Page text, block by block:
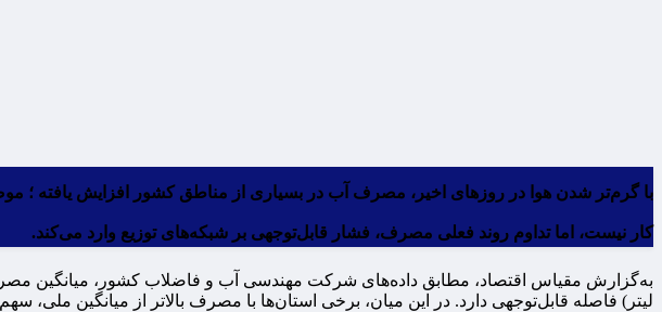
با گرم‌تر شدن هوا در روزهای اخیر، مصرف آب در بسیاری از مناطق کشور افزایش یافته
کار نیست، اما تداوم روند فعلی مصرف، فشار قابل‌توجهی بر شبکه‌های توزیع وارد می‌کند.
لیتر) فاصله قابل‌توجهی دارد. در این میان، برخی استان‌ها با مصرف بالاتر از میانگین ملی،